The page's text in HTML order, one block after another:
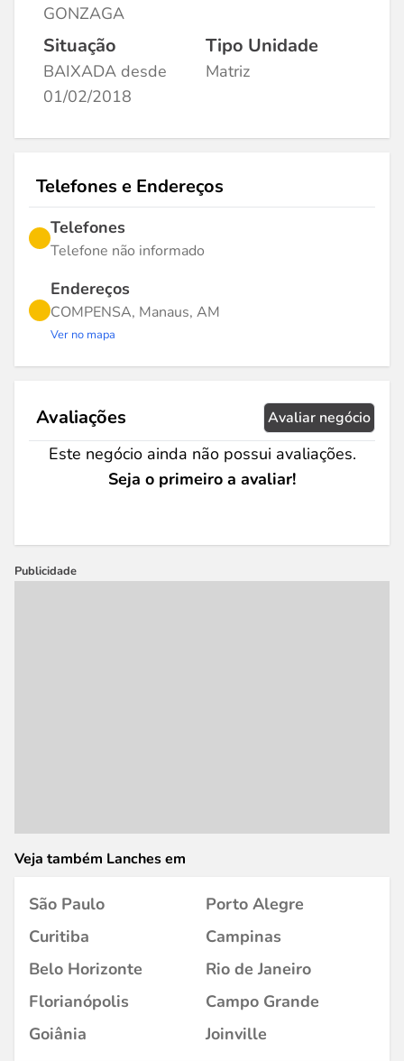
GONZAGA
Situação
BAIXADA desde
01/02/2018
Tipo Unidade
Matriz
Telefones e Endereços
Telefones
Telefone não informado
Endereços
COMPENSA, Manaus, AM
Ver no mapa
Avaliações Avaliar negócio
Este negócio ainda não possui avaliações.
Seja o primeiro a avaliar!
Publicidade
Veja também Lanches em
São Paulo
Porto Alegre
Curitiba
Campinas
Belo Horizonte
Rio de Janeiro
Florianópolis
Campo Grande
Goiânia
Joinville